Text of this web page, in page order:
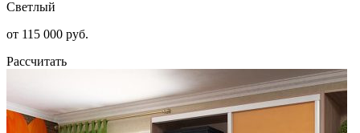
Светлый
от 115 000 руб.
Рассчитать